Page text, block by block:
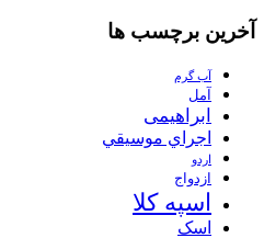
آخرین برچسب ها
آب گرم
آمل
ابراهیمی
اجراي موسيقي
اردو
ازدواج
اسپه کلا
اسک